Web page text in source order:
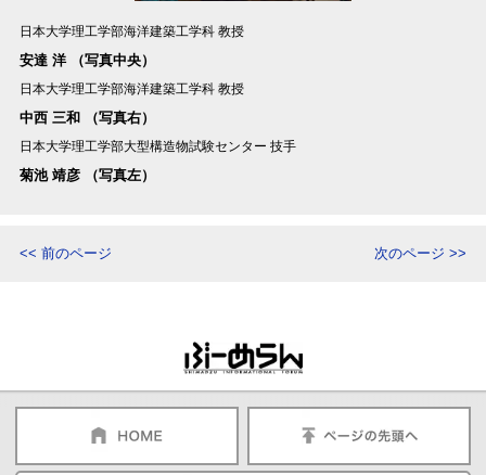
日本大学理工学部海洋建築工学科 教授
安達 洋 （写真中央）
日本大学理工学部海洋建築工学科 教授
中西 三和 （写真右）
日本大学理工学部大型構造物試験センター 技手
菊池 靖彦 （写真左）
<< 前のページ 次のページ >>